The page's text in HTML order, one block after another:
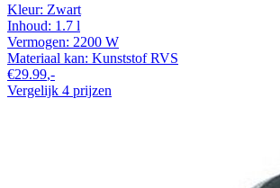
Kleur: Zwart
Inhoud: 1.7 l
Vermogen: 2200 W
Materiaal kan: KunststofRVS
€29.99,-
Vergelijk 4 prijzen